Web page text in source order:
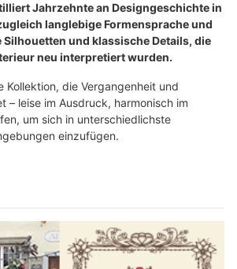
Jahrzehnte an Designgeschichte in
langlebige Formensprache und
und klassische Details, die
neu interpretiert wurden.
Kollektion, die Vergangenheit und
– leise im Ausdruck, harmonisch im
um sich in unterschiedlichste
einzufügen.